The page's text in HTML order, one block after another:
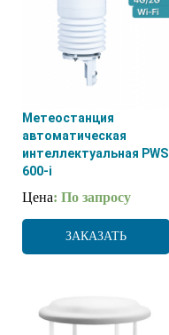
Метеостанция
автоматическая
интеллектуальная PWS
600-i
Цена: По запросу
ЗАКАЗАТЬ